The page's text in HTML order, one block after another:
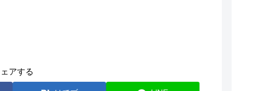
アする